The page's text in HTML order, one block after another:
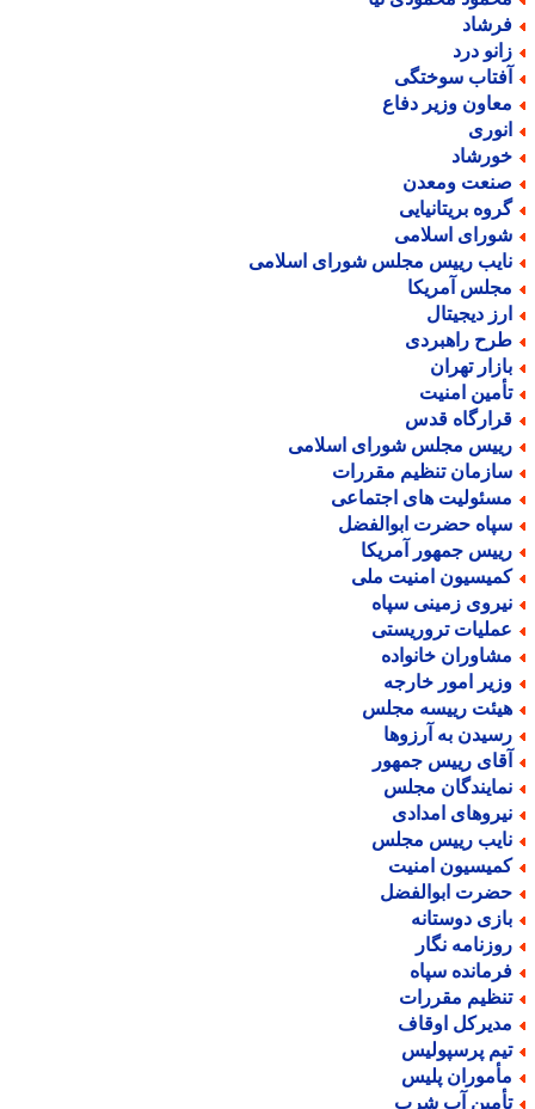
درد
سوختگی
وزیر دفاع
ومعدن
بریتانیایی
اسلامی
رییس مجلس شورای اسلامی
آمریکا
دیجیتال
راهبردی
تهران
امنیت
قدس
مجلس شورای اسلامی
تنظیم مقررات
های اجتماعی
حضرت ابوالفضل
جمهور آمریکا
امنیت ملی
زمینی سپاه
تروریستی
خانواده
امور خارجه
رییسه مجلس
به آرزوها
رییس جمهور
مجلس
امدادی
رییس مجلس
امنیت
ابوالفضل
دوستانه
نگار
سپاه
مقررات
اوقاف
پرسپولیس
پلیس
آب شرب